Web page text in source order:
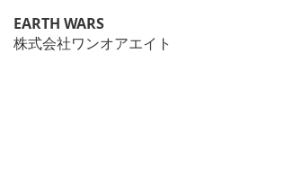
EARTH WARS
株式会社ワンオアエイト